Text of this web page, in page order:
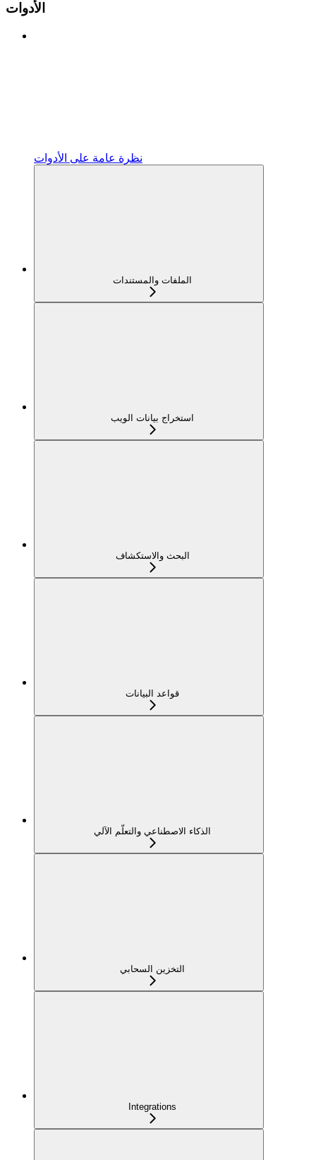
الأدوات
نظرة عامة على الأدوات
الملفات والمستندات
استخراج بيانات الويب
البحث والاستكشاف
قواعد البيانات
الذكاء الاصطناعي والتعلّم الآلي
التخزين السحابي
Integrations